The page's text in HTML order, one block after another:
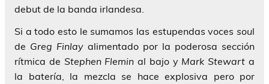
debut de la banda irlandesa.
Si a todo esto le sumamos las estupendas voces soul
de Greg Finlay alimentado por la poderosa sección
rítmica de Stephen Flemin al bajo y Mark Stewart a
la batería, la mezcla se hace explosiva pero por